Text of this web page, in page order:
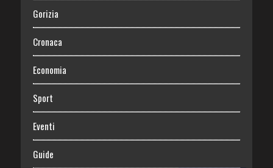
Gorizia
Cronaca
Economia
Sport
Eventi
Guide